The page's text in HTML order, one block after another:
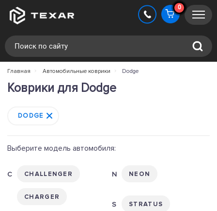
0
Главная Автомобильные коврики Dodge
Коврики для Dodge
DODGE
CHALLENGER
CHARGER
NEON
STRATUS